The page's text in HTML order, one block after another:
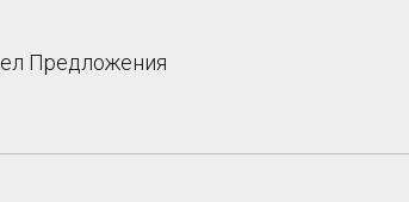
Предложения